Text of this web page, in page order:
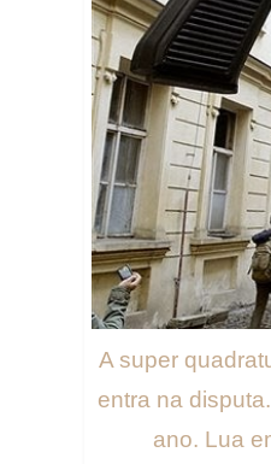
A super
entra na
ano. Lua